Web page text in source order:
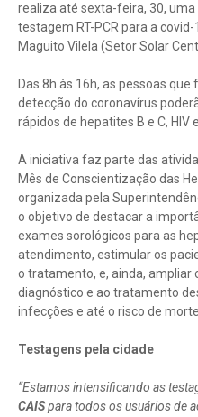
realiza até sexta-feira, 30,
testagem RT-PCR para a
Maguito Vilela (Setor Solar
Das 8h às 16h, as pessoas
detecção do coronavírus
rápidos de hepatites B e C, HIV
A iniciativa faz parte das
Mês de Conscientização das
organizada pela
o objetivo de destacar a
exames sorológicos para as
atendimento, estimular os
o tratamento, e, ainda, ampliar
diagnóstico e ao tratamento
infecções e até o risco de
Testagens pela cidade
“Estamos intensificando as
CAISpara todos os usuários de